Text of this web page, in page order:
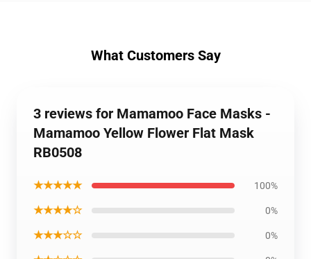
What Customers Say
3 reviews for Mamamoo Face Masks -
Mamamoo Yellow Flower Flat Mask
RB0508
★★★★★ 100%
★★★★☆ 0%
★★★☆☆ 0%